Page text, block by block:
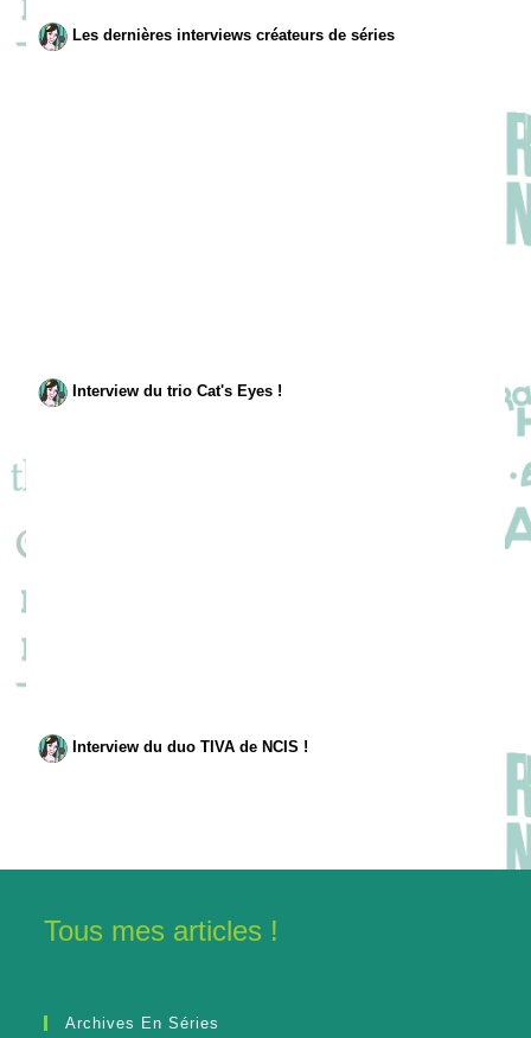
Les dernières interviews créateurs de séries
Interview du trio Cat's Eyes !
Interview du duo TIVA de NCIS !
Tous mes articles !
Archives En Séries